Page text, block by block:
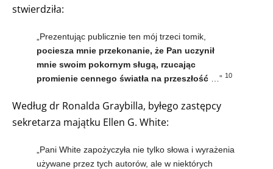
stwierdziła:
„Prezentując publicznie ten mój trzeci tomik,
pociesza mnie przekonanie, że Pan uczynił
mnie swoim pokornym sługą, rzucając
promienie cennego światła na przeszłość …” 10
Według dr Ronalda Graybilla, byłego zastępcy
sekretarza majątku Ellen G. White:
„Pani White zapożyczyła nie tylko słowa i wyrażenia
używane przez tych autorów, ale w niektórych